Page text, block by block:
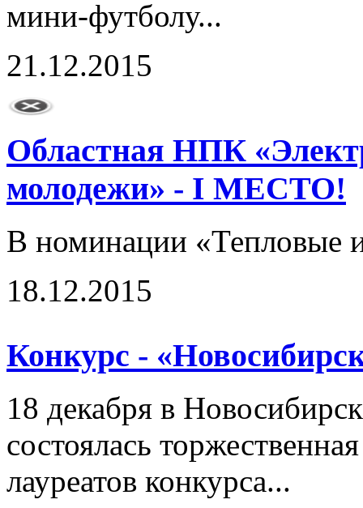
мини-футболу...
21.12.2015
Областная НПК
молодежи» - I МЕСТО!
В номинации «Тепловые
18.12.2015
Конкурс -
18 декабря в
состоялась
лауреатов конкурса...